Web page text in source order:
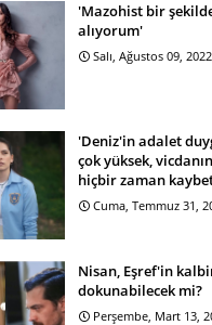
'Mazohist bir
alıyorum'
Salı, Ağustos 09, 2022
'Deniz'in adalet
çok yüksek,
hiçbir zaman
Cuma, Temmuz 31,
Nisan, Eşref'in
dokunabilecek mi?
Perşembe, Mart 13,